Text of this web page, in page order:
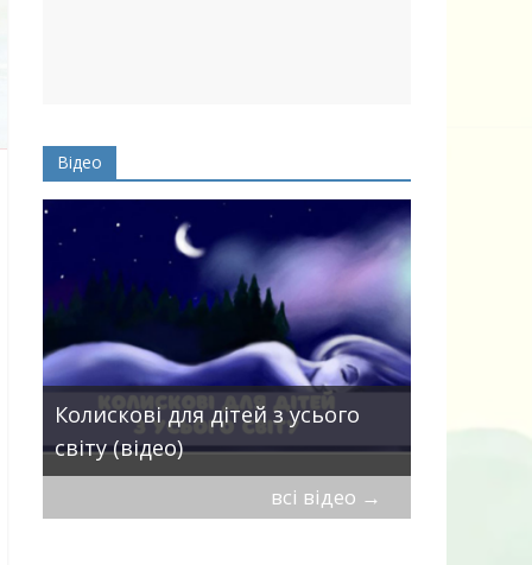
Відео
Колискові для дітей з усього
світу (відео)
всі відео →